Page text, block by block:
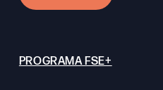
PROGRAMA FSE+